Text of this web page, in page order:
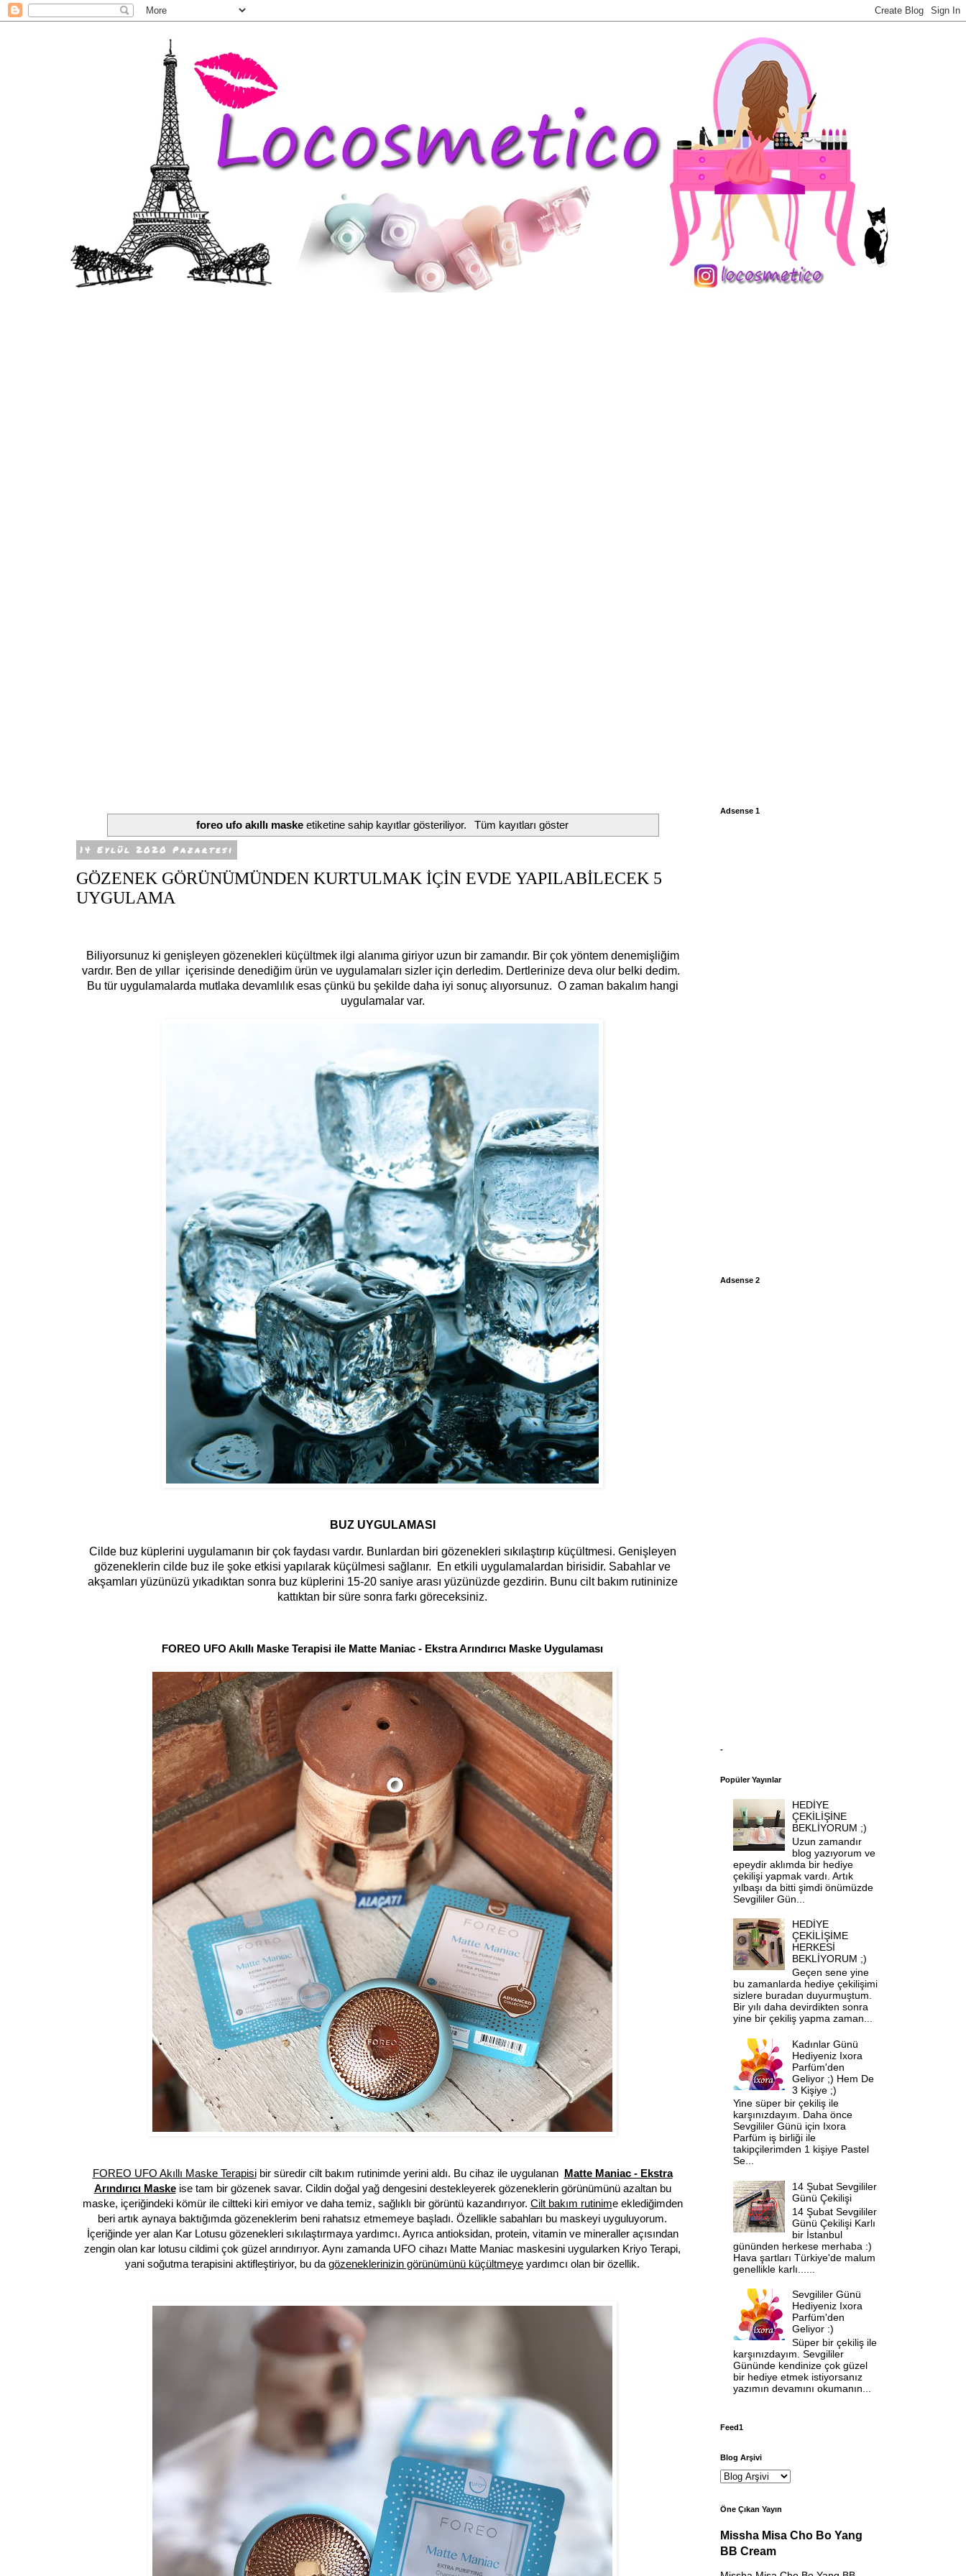
foreo ufo akıllı maske etiketine sahip kayıtlar gösteriliyor. Tüm kayıtları göster
14 Eylül 2020 Pazartesi
GÖZENEK GÖRÜNÜMÜNDEN KURTULMAK İÇİN EVDE YAPILABİLECEK 5
UYGULAMA
Biliyorsunuz ki genişleyen gözenekleri küçültmek ilgi alanıma giriyor uzun bir zamandır. Bir çok yöntem denemişliğim
vardır. Ben de yıllar içerisinde denediğim ürün ve uygulamaları sizler için derledim. Dertlerinize deva olur belki dedim.
Bu tür uygulamalarda mutlaka devamlılık esas çünkü bu şekilde daha iyi sonuç alıyorsunuz. O zaman bakalım hangi
uygulamalar var.
BUZ UYGULAMASI
Cilde buz küplerini uygulamanın bir çok faydası vardır. Bunlardan biri gözenekleri sıkılaştırıp küçültmesi. Genişleyen
gözeneklerin cilde buz ile şoke etkisi yapılarak küçülmesi sağlanır. En etkili uygulamalardan birisidir. Sabahlar ve
akşamları yüzünüzü yıkadıktan sonra buz küplerini 15-20 saniye arası yüzünüzde gezdirin. Bunu cilt bakım rutininize
kattıktan bir süre sonra farkı göreceksiniz.
FOREO UFO Akıllı Maske Terapisi ile Matte Maniac - Ekstra Arındırıcı Maske Uygulaması
FOREO UFO Akıllı Maske Terapisibir süredir cilt bakım rutinimde yerini aldı. Bu cihaz ile uygulanan Matte Maniac - Ekstra
Arındırıcı Maskeise tam bir gözenek savar. Cildin doğal yağ dengesini destekleyerek gözeneklerin görünümünü azaltan bu
maske, içeriğindeki kömür ile ciltteki kiri emiyor ve daha temiz, sağlıklı bir görüntü kazandırıyor. Cilt bakım rutinimeeklediğimden
beri artık aynaya baktığımda gözeneklerim beni rahatsız etmemeye başladı. Özellikle sabahları bu maskeyi uyguluyorum.
İçeriğinde yer alan Kar Lotusu gözenekleri sıkılaştırmaya yardımcı. Ayrıca antioksidan, protein, vitamin ve mineraller açısından
zengin olan kar lotusu cildimi çok güzel arındırıyor. Aynı zamanda UFO cihazı Matte Maniac maskesini uygularken Kriyo Terapi,
yani soğutma terapisini aktifleştiriyor, bu da gözeneklerinizin görünümünü küçültmeye yardımcı olan bir özellik.
Adsense 1
Adsense 2
-
Popüler Yayınlar
HEDİYE
ÇEKİLİŞİNE
BEKLİYORUM ;)
Uzun zamandır
blog yazıyorum ve
epeydir aklımda bir hediye
çekilişi yapmak vardı. Artık
yılbaşı da bitti şimdi önümüzde
Sevgililer Gün...
HEDİYE
ÇEKİLİŞİME
HERKESİ
BEKLİYORUM ;)
Geçen sene yine
bu zamanlarda hediye çekilişimi
sizlere buradan duyurmuştum.
Bir yılı daha devirdikten sonra
yine bir çekiliş yapma zaman...
Kadınlar Günü
Hediyeniz Ixora
Parfüm'den
Geliyor ;) Hem De
3 Kişiye ;)
Yine süper bir çekiliş ile
karşınızdayım. Daha önce
Sevgililer Günü için Ixora
Parfüm iş birliği ile
takipçilerimden 1 kişiye Pastel
Se...
14 Şubat Sevgililer
Günü Çekilişi
14 Şubat Sevgililer
Günü Çekilişi Karlı
bir İstanbul
gününden herkese merhaba :)
Hava şartları Türkiye'de malum
genellikle karlı......
Sevgililer Günü
Hediyeniz Ixora
Parfüm'den
Geliyor :)
Süper bir çekiliş ile
karşınızdayım. Sevgililer
Gününde kendinize çok güzel
bir hediye etmek istiyorsanız
yazımın devamını okumanın...
Feed1
Blog Arşivi
Öne Çıkan Yayın
Missha Misa Cho Bo Yang
BB Cream